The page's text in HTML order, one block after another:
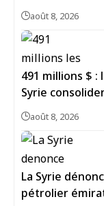
août 8, 2026
491 millions $ :
Syrie
août 8, 2026
La Syrie
pétrolier